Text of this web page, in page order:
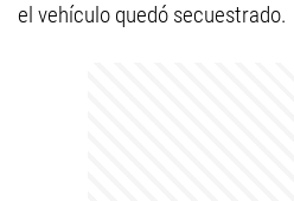
el vehículo quedó secuestrado.